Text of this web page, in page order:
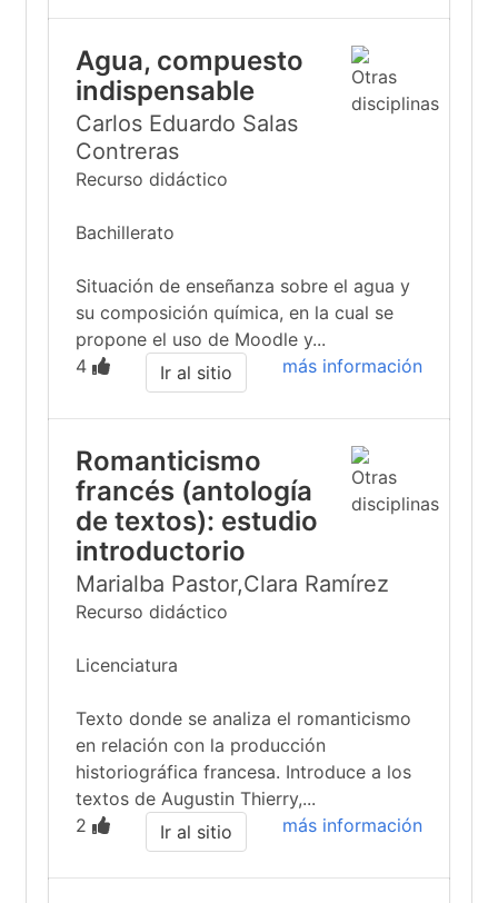
Agua, compuesto
indispensable
Carlos Eduardo Salas
Contreras
Recurso didáctico
Bachillerato
Situación de enseñanza sobre el agua y
su composición química, en la cual se
propone el uso de Moodle y...
4
más información
Ir al sitio
Romanticismo
francés (antología
de textos): estudio
introductorio
Marialba Pastor,Clara Ramírez
Recurso didáctico
Licenciatura
Texto donde se analiza el romanticismo
en relación con la producción
historiográfica francesa. Introduce a los
textos de Augustin Thierry,...
2
más información
Ir al sitio